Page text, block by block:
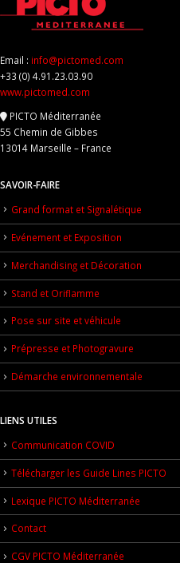
Email : info@pictomed.com
+33 (0) 4.91.23.03.90
www.pictomed.com
PICTO Méditerranée
55 Chemin de Gibbes
13014 Marseille – France
SAVOIR-FAIRE
Grand format et Signalétique
Evénement et Exposition
Merchandising et Décoration
Stand et Oriflamme
Pose sur site et véhicule
Prépresse et Photogravure
Démarche environnementale
LIENS UTILES
Communication COVID
Télécharger les Guide Lines PICTO
Lexique PICTO Méditerranée
Contact
CGV PICTO Méditerranée